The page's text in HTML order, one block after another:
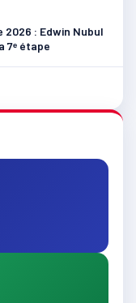
: Edwin Nubul
7ᵉ étape